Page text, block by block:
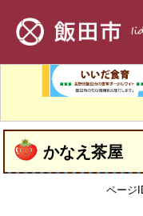
す。
し
文
文
かなえ茶屋
ページ